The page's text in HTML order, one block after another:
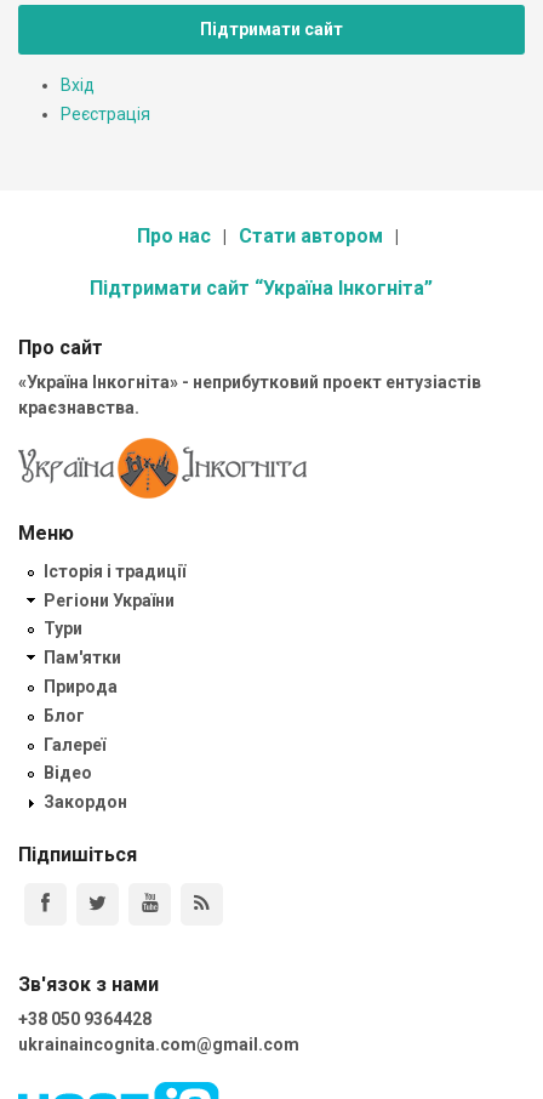
Підтримати сайт
Вхід
Реєстрація
Про нас Стати автором
Підтримати сайт “Україна Інкогніта”
Про сайт
«Україна Інкогніта» - неприбутковий проект ентузіастів
краєзнавства.
Меню
Історія і традиції
Регіони України
Тури
Пам'ятки
Природа
Блог
Галереї
Відео
Закордон
Підпишіться
Зв'язок з нами
+38 050 9364428
ukrainaincognita.com@gmail.com